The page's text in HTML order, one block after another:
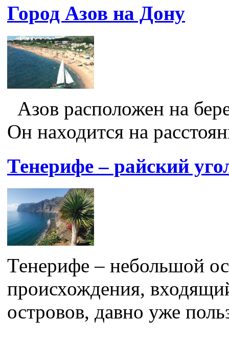
Город Азов на Дону
Азов расположен на
Он находится на
Тенерифе – райский
Тенерифе – небольшой
происхождения,
островов, давно уже